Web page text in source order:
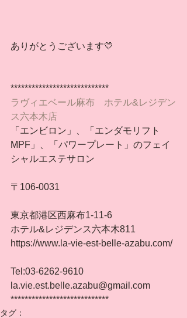
ありがとうございます💛
****************************
ラヴィエベール麻布　ホテル&レジデン
ス六本木店
「エンビロン」、「エンダモリフト
MPF」、「パワープレート」のフェイ
シャルエステサロン
〒106-0031
東京都港区西麻布1-11-6
ホテル&レジデンス六本木811
https://www.la-vie-est-belle-azabu.com/
Tel:03-6262-9610
la.vie.est.belle.azabu@gmail.com
****************************
タグ：